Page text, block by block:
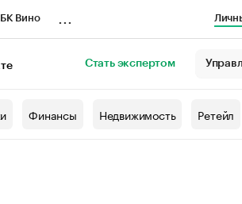
Вино
Стать экспертом
Финансы Недвижимость Ретейл